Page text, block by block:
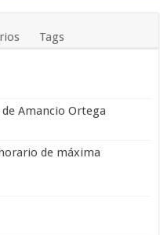
Tags
Amancio Ortega
de máxima